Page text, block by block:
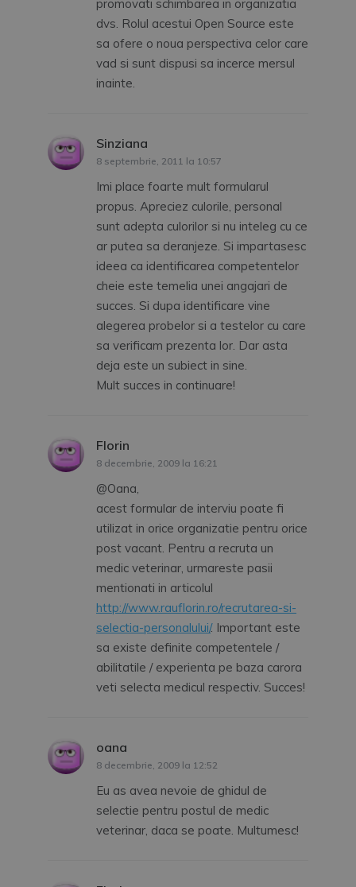
promovati schimbarea in organizatia
dvs. Rolul acestui Open Source este
sa ofere o noua perspectiva celor care
vad si sunt dispusi sa incerce mersul
inainte.
Sinziana
8 septembrie, 2011 la 10:57
Imi place foarte mult formularul
propus. Apreciez culorile, personal
sunt adepta culorilor si nu inteleg cu ce
ar putea sa deranjeze. Si impartasesc
ideea ca identificarea competentelor
cheie este temelia unei angajari de
succes. Si dupa identificare vine
alegerea probelor si a testelor cu care
sa verificam prezenta lor. Dar asta
deja este un subiect in sine.
Mult succes in continuare!
Florin
8 decembrie, 2009 la 16:21
@Oana,
acest formular de interviu poate fi
utilizat in orice organizatie pentru orice
post vacant. Pentru a recruta un
medic veterinar, urmareste pasii
mentionati in articolul
http://www.rauflorin.ro/recrutarea-si-
selectia-personalului/. Important este
sa existe definite competentele /
abilitatile / experienta pe baza carora
veti selecta medicul respectiv. Succes!
oana
8 decembrie, 2009 la 12:52
Eu as avea nevoie de ghidul de
selectie pentru postul de medic
veterinar, daca se poate. Multumesc!